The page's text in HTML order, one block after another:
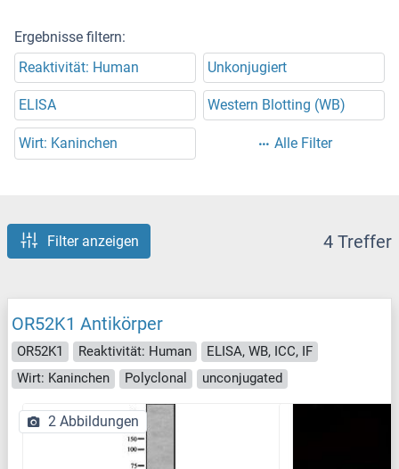
Ergebnisse filtern:
Reaktivität: Human
Unkonjugiert
ELISA Western Blotting (WB)
Wirt: Kaninchen Alle Filter
Filter anzeigen 4 Treffer
OR52K1 Antikörper
OR52K1 Reaktivität: Human
ELISA, WB, ICC, IF
Wirt: Kaninchen
Polyclonal unconjugated
2 Abbildungen